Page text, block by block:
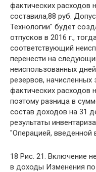
фактических расходов
составила,88 руб.
Технологии" будет
отпусков в 2016 г.,
соответствующий
перенести на
неиспользованных
резервов,
фактических расходов
поэтому разница в
состав доходов на 31
результаты
"Операцией, введенной
18 Рис. 21. Включение
в доходы Изменения